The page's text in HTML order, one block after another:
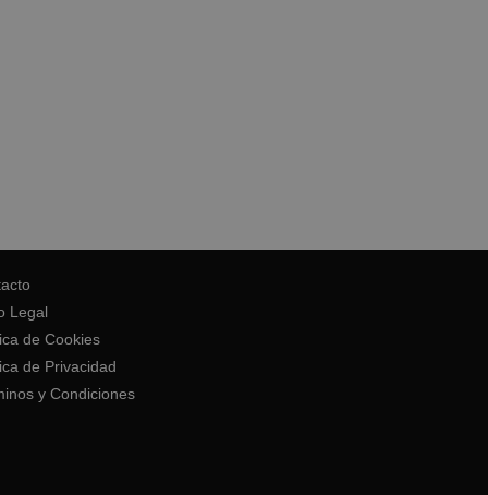
Legal
de Cookies
de Privacidad
y Condiciones